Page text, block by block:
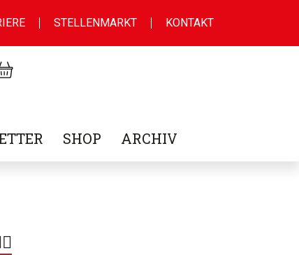
STELLENMARKT KONTAKT
SHOP ARCHIV